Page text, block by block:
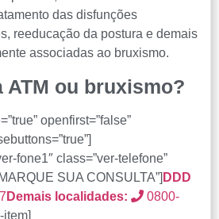
das disfunções
reeducação da postura e demais
associadas ao bruxismo.
ATM ou bruxismo?
openfirst=”false”
fone1″ class=”ver-telefone”
SUA CONSULTA”] DDD
Demais localidades:
0800-
item]
de
tratamento, iremos fazer uma
coluna e nossos profissionais